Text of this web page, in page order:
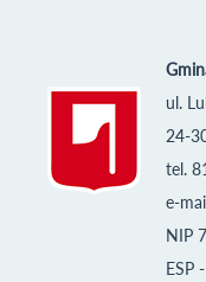
ul.
24-
tel.
e-
NIP
ESP